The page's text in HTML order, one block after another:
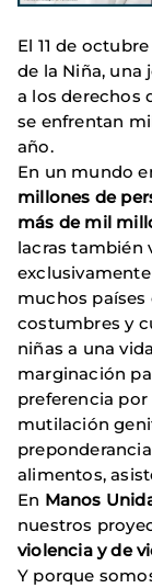
El 11 de
de la Niña, una
a los derechos
se enfrentan
año.
En un mundo
millones de
más de mil
lacras también
muchos países
costumbres y
niñas a una
marginación
preferencia
mutilación
alimentos,
En Manos
nuestros
violencia y de
Y porque